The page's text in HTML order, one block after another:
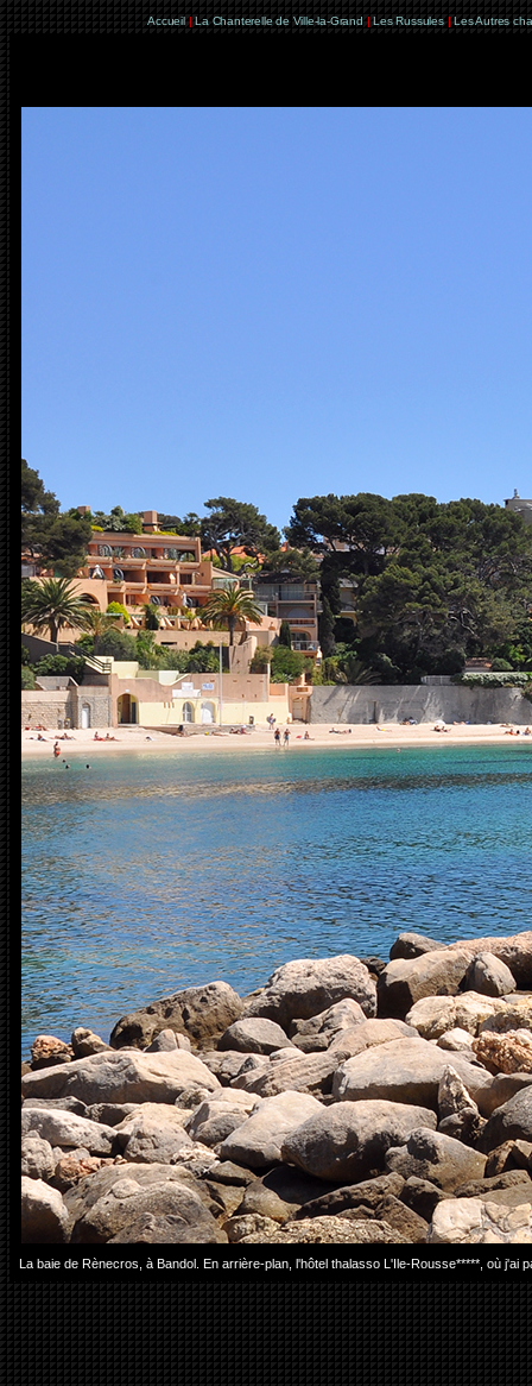
Accueil | La Chanterelle de Ville-la-Grand | Les Russules | Les Autres
La baie de Rènecros, à Bandol. En arrière-plan, l'hôtel thalasso L'Ile-Rousse*****, où j'ai